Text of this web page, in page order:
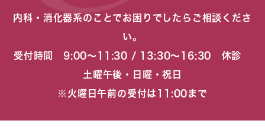
内科・消化器系のことでお困りでしたらご相談くださ
い。
受付時間 9:00〜11:30 / 13:30〜16:30 休診
土曜午後・日曜・祝日
※火曜日午前の受付は11:00まで